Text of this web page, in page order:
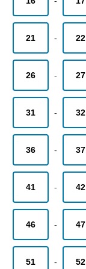
21 - 22
26 - 27
31 - 32
36 - 37
41 - 42
46 - 47
51 - 52